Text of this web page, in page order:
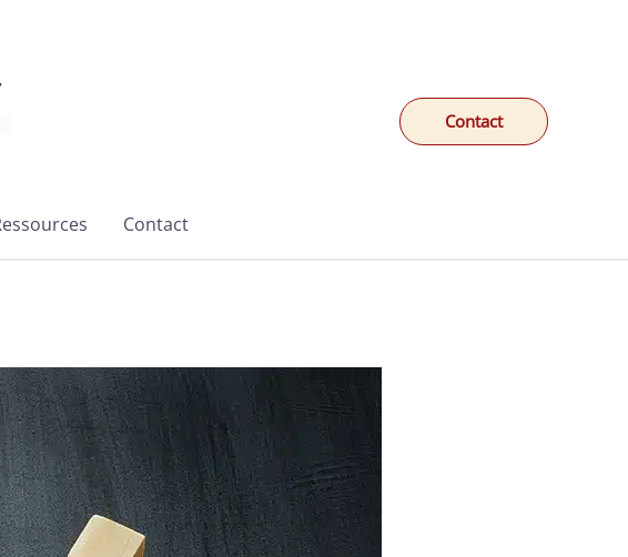
Contact
Contact